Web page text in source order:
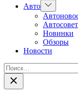
Авто Показать
подменю
Новинки
Обзоры
Новости
Найти:
Закрыть
поиск